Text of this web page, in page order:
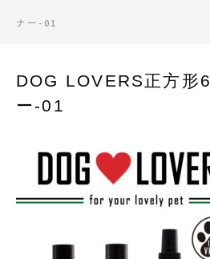
ナー-01
DOG LOVERS正方形
ー-01